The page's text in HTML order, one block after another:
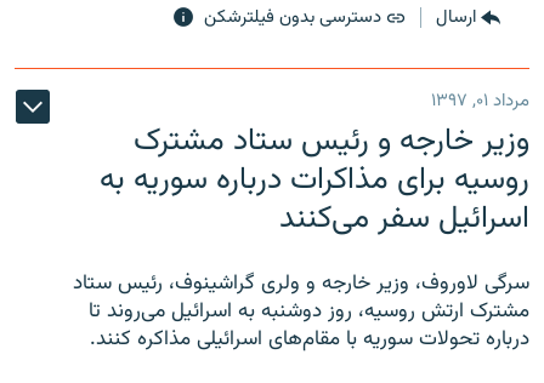
ارسال دسترسی بدون فیلترشکن
مرداد ۰۱, ۱۳۹۷
وزیر خارجه و رئیس‌ ستاد مشترک
روسیه برای مذاکرات درباره سوریه به
اسرائیل سفر می‌کنند
سرگی لاوروف، وزیر خارجه و ولری گراشینوف، رئیس ستاد
مشترک ارتش روسیه، روز دوشنبه به اسرائیل می‌روند تا
درباره تحولات سوریه با مقام‌های اسرائیلی مذاکره کنند.